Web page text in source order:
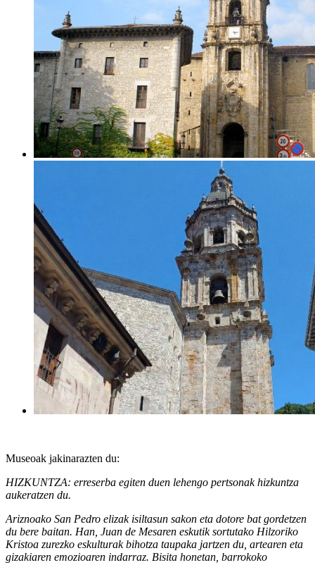
Museoak jakinarazten du:
HIZKUNTZA: erreserba egiten duen lehengo pertsonak hizkuntza
aukeratzen du.
Ariznoako San Pedro elizak isiltasun sakon eta dotore bat gordetzen
du bere baitan. Han, Juan de Mesaren eskutik sortutako Hilzoriko
Kristoa zurezko eskulturak bihotza taupaka jartzen du, artearen eta
gizakiaren emozioaren indarraz. Bisita honetan, barrokoko